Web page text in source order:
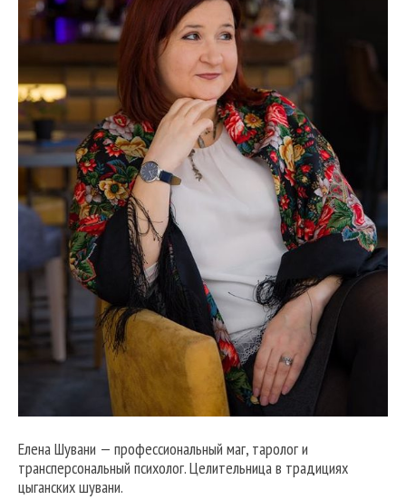
Елена Шувани — профессиональный маг, таролог и
трансперсональный психолог. Целительница в традициях
цыганских шувани.